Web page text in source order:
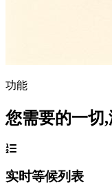
功能
您需要的一切,
实时等候列表